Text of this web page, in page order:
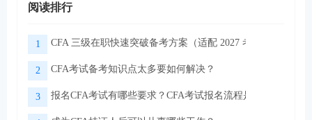
阅读排行
1 CFA 三级在职快速突破备考方案（适配 2027 考季）
2 CFA考试备考知识点太多要如何解决？
3 报名CFA考试有哪些要求？CFA考试报名流程是怎样的？